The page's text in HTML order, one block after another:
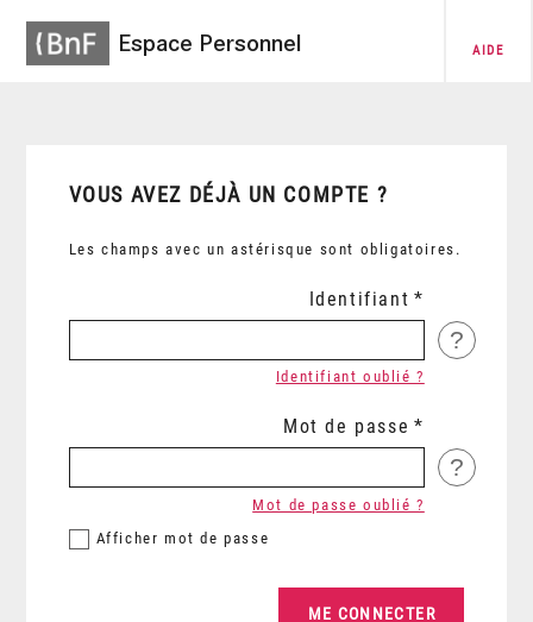
Espace Personnel AIDE
VOUS AVEZ DÉJÀ UN COMPTE ?
Les champs avec un astérisque sont obligatoires.
Identifiant
?
Identifiant oublié ?
Mot de passe
?
Afficher mot de passe
Mot de passe oublié ?